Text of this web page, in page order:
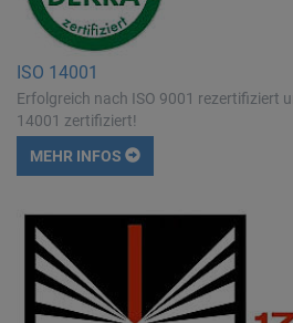
ISO 14001
Erfolgreich nach ISO 9001 rezertifiziert
14001 zertifiziert!
MEHR INFOS